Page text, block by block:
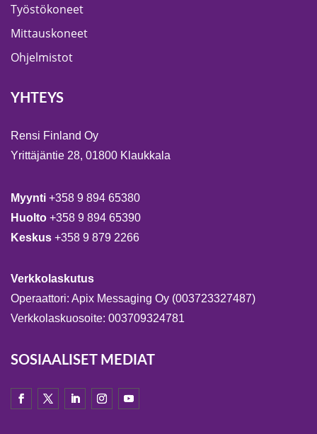
Työstökoneet
Mittauskoneet
Ohjelmistot
YHTEYS
Rensi Finland Oy
Yrittäjäntie 28, 01800 Klaukkala
Myynti +358 9 894 65380
Huolto +358 9 894 65390
Keskus +358 9 879 2266
Verkkolaskutus
Operaattori: Apix Messaging Oy (003723327487)
Verkkolaskuosoite: 003709324781
SOSIAALISET MEDIAT